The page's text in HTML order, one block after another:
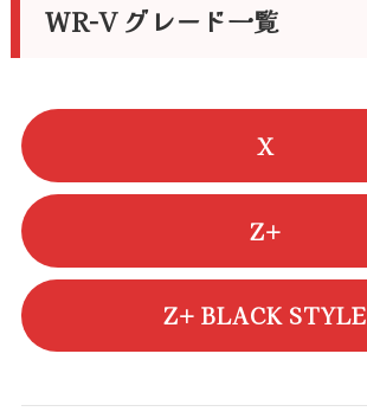
WR-V グレード一覧
X
Z+
Z+ BLACK STYLE